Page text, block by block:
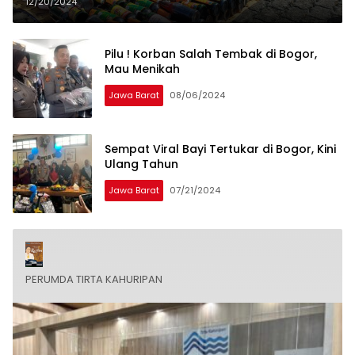
Pilu ! Korban Salah Tembak di Bogor,
Mau Menikah
Jawa Barat 08/06/2024
Sempat Viral Bayi Tertukar di Bogor, Kini
Ulang Tahun
Jawa Barat 07/21/2024
PERUMDA TIRTA KAHURIPAN